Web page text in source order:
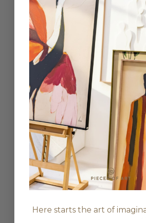
verre van optimaal
was hoofdzakelijk bij
loopt door in de
de zithoek. Om haar
probleem op te
alleen kunstwerk
Niet genoeg om haar
akoestische
Ze plaatste het
niet super ideaal wat
(wel zeker wat looks
was dit haar reactie:
'Nou het
overduidelijk!
ruimte hebben
is gewoon
Here starts the art of